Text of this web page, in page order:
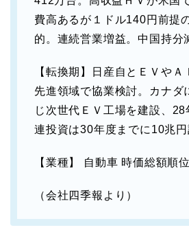
費高あるが１ドル140円前提
的。連続営業増益。中国持分
【転換期】日産自とＥＶやＡ
先進領域で協業検討。カナダ
じ次世代ＥＶ工場を建設、28
連投資は30年度までに10兆円
【業種】 自動車 時価総額順
（会社四季報より）